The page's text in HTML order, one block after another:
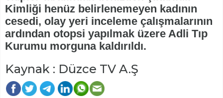
Kimliği henüz belirlenemeyen kadının
cesedi, olay yeri inceleme çalışmalarının
ardından otopsi yapılmak üzere Adli Tıp
Kurumu morguna kaldırıldı.
Kaynak : Düzce TV A.Ş